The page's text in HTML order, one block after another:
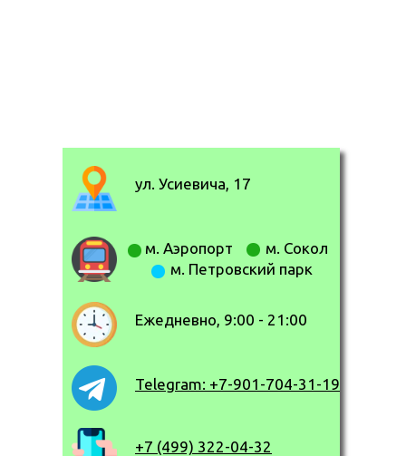
ул. Усиевича, 17
м. Аэропорт
м. Сокол
м. Петровский парк
Ежедневно, 9:00 - 21:00
Telegram: +7-901-704-31-19
+7 (499) 322-04-32